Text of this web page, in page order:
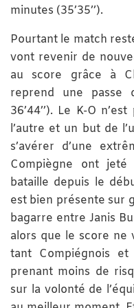
minutes (35’35’’).
Pourtant le match
vont revenir de
au score grâce à
reprend une passe
36’44’’). Le K-O
l’autre et un but de
s’avérer d’une
Compiègne ont
bataille depuis le
est bien présente sur
bagarre entre Janis
alors que le score ne
tant Compiégnois
prenant moins de
sur la volonté de